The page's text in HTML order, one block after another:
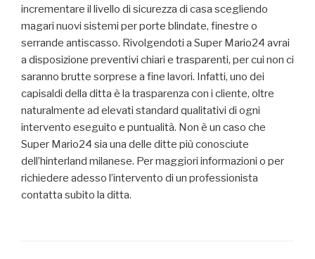
incrementare il livello di sicurezza di casa scegliendo
magari nuovi sistemi per porte blindate, finestre o
serrande antiscasso. Rivolgendoti a Super Mario24 avrai
a disposizione preventivi chiari e trasparenti, per cui non ci
saranno brutte sorprese a fine lavori. Infatti, uno dei
capisaldi della ditta è la trasparenza con i cliente, oltre
naturalmente ad elevati standard qualitativi di ogni
intervento eseguito e puntualità. Non è un caso che
Super Mario24 sia una delle ditte più conosciute
dell’hinterland milanese. Per maggiori informazioni o per
richiedere adesso l’intervento di un professionista
contatta subito la ditta.